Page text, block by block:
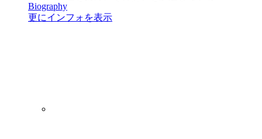
Biography
更にインフォを表示